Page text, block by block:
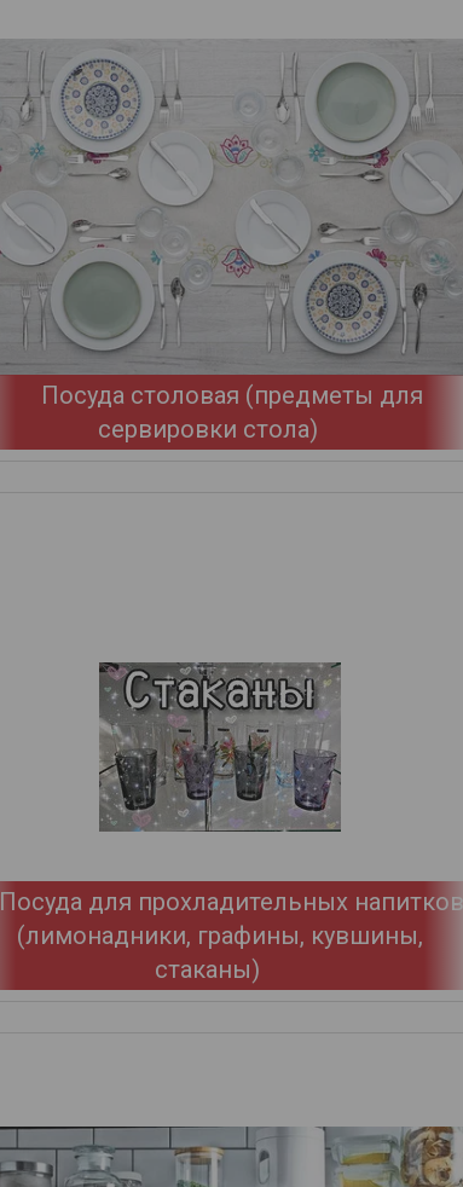
Посуда столовая (предметы для
сервировки стола)
Посуда для прохладительных напитков
(лимонадники, графины, кувшины,
стаканы)